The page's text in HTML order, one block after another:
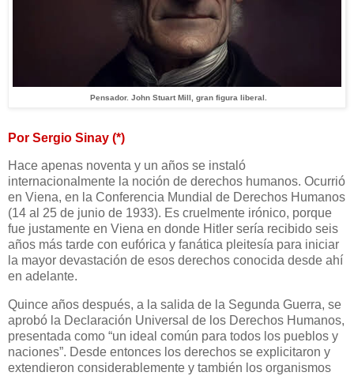
Pensador. John Stuart Mill, gran figura liberal.
Por Sergio Sinay (*)
Hace apenas noventa y un años se instaló
internacionalmente la noción de derechos humanos. Ocurrió
en Viena, en la Conferencia Mundial de Derechos Humanos
(14 al 25 de junio de 1933). Es cruelmente irónico, porque
fue justamente en Viena en donde Hitler sería recibido seis
años más tarde con eufórica y fanática pleitesía para iniciar
la mayor devastación de esos derechos conocida desde ahí
en adelante.
Quince años después, a la salida de la Segunda Guerra, se
aprobó la Declaración Universal de los Derechos Humanos,
presentada como “un ideal común para todos los pueblos y
naciones”. Desde entonces los derechos se explicitaron y
extendieron considerablemente y también los organismos